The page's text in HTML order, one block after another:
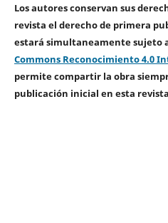
Los autores conservan sus
revista el derecho de primera
estará simultaneamente sujeto
Commons Reconocimiento 4.0
permite compartir la obra
publicación inicial en esta